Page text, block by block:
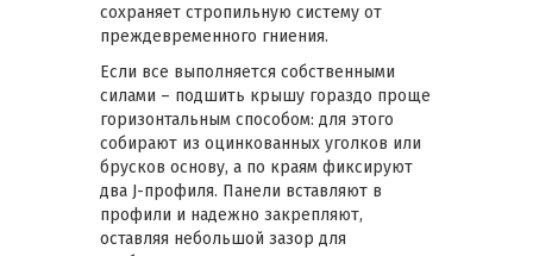
сохраняет стропильную систему от
преждевременного гниения.
Если все выполняется собственными
силами – подшить крышу гораздо проще
горизонтальным способом: для этого
собирают из оцинкованных уголков или
брусков основу, а по краям фиксируют
два J-профиля. Панели вставляют в
профили и надежно закрепляют,
оставляя небольшой зазор для